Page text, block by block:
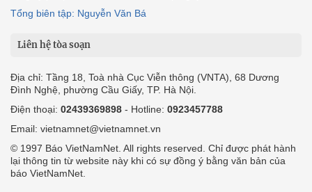
Tổng biên tập: Nguyễn Văn Bá
Liên hệ tòa soạn
Địa chỉ: Tầng 18, Toà nhà Cục Viễn thông (VNTA), 68 Dương
Đình Nghệ, phường Cầu Giấy, TP. Hà Nội.
Điện thoại: 02439369898 - Hotline: 0923457788
Email: vietnamnet@vietnamnet.vn
© 1997 Báo VietNamNet. All rights reserved. Chỉ được phát hành
lại thông tin từ website này khi có sự đồng ý bằng văn bản của
báo VietNamNet.